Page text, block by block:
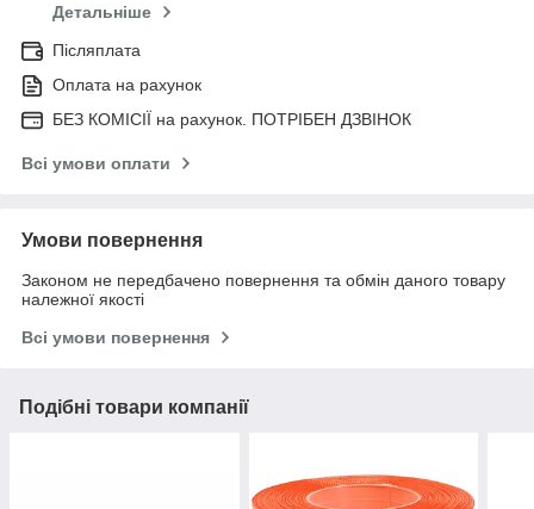
Детальніше
Післяплата
Оплата на рахунок
БЕЗ КОМІСІЇ на рахунок. ПОТРІБЕН ДЗВІНОК
Всі умови оплати
Умови повернення
Законом не передбачено повернення та обмін даного товару
належної якості
Всі умови повернення
Подібні товари компанії